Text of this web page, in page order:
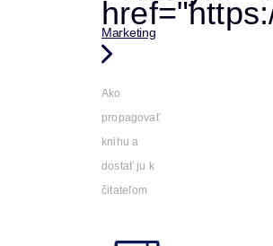
Marketing
Ako
propagovať
knihu a
dostať ju k
čitateľom